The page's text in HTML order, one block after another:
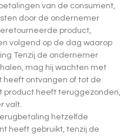
van de consument,
door de ondernemer
product,
volgend op de dag waarop
Tenzij de ondernemer
mag hij wachten met
ontvangen of tot de
product heeft teruggezonden,
valt.
hetzelfde
heeft gebruikt, tenzij de